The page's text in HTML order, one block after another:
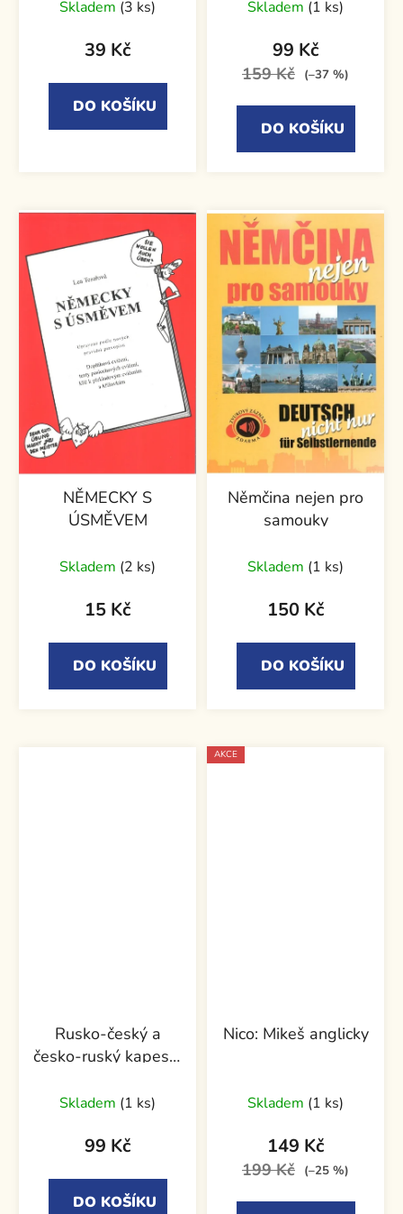
Skladem (3 ks)
39 Kč
DO KOŠÍKU
Skladem (1 ks)
99 Kč
159 Kč (–37 %)
DO KOŠÍKU
NĚMECKY S
ÚSMĚVEM
Skladem (2 ks)
15 Kč
DO KOŠÍKU
Němčina nejen pro
samouky
Skladem (1 ks)
150 Kč
DO KOŠÍKU
Rusko-český a
česko-ruský kapesní
Skladem (1 ks)
99 Kč
DO KOŠÍKU
AKCE
Nico: Mikeš anglicky
Skladem (1 ks)
149 Kč
199 Kč (–25 %)